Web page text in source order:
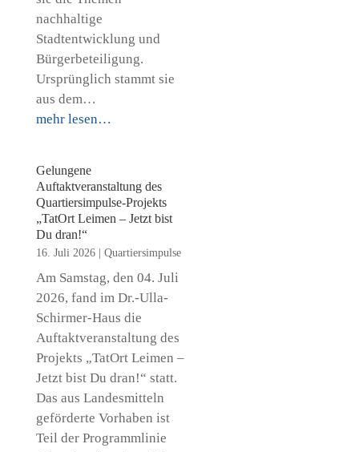
nachhaltige
Stadtentwicklung und
Bürgerbeteiligung.
Ursprünglich stammt sie
aus dem…
mehr lesen…
Gelungene
Auftaktveranstaltung des
Quartiersimpulse-Projekts
„TatOrt Leimen – Jetzt bist
Du dran!“
16. Juli 2026| Quartiersimpulse
Am Samstag, den 04. Juli
2026, fand im Dr.-Ulla-
Schirmer-Haus die
Auftaktveranstaltung des
Projekts „TatOrt Leimen –
Jetzt bist Du dran!“ statt.
Das aus Landesmitteln
geförderte Vorhaben ist
Teil der Programmlinie